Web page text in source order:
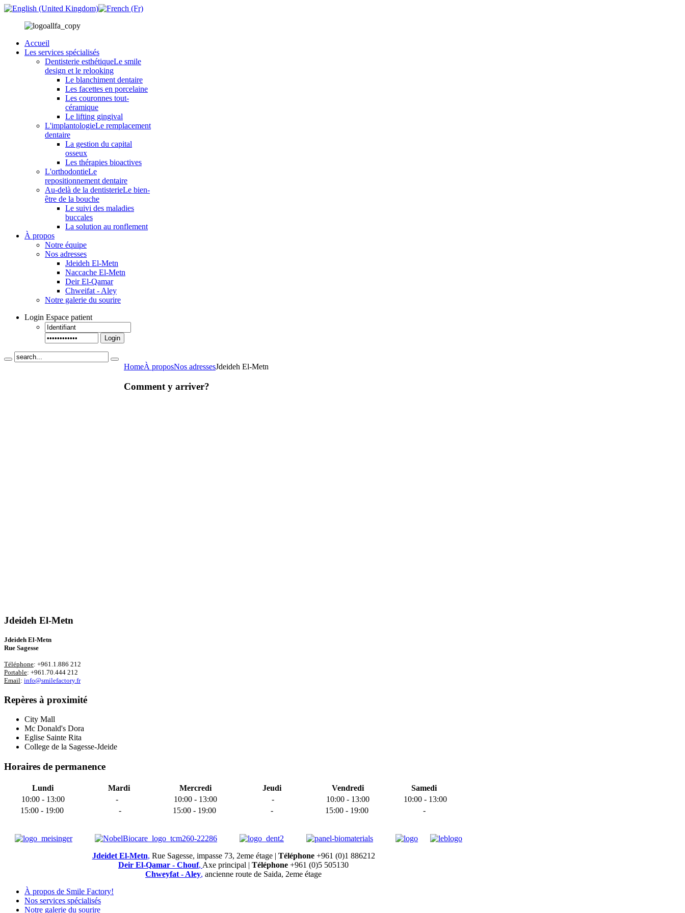
Accueil
Les services spécialisés
Dentisterie esthétiqueLe smile
design et le relooking
Le blanchiment dentaire
Les facettes en porcelaine
Les couronnes tout-
céramique
Le lifting gingival
L'implantologieLe remplacement
dentaire
La gestion du capital
osseux
Les thérapies bioactives
L'orthodontieLe
repositionnement dentaire
Au-delà de la dentisterieLe bien-
être de la bouche
Le suivi des maladies
buccales
La solution au ronflement
À propos
Notre équipe
Nos adresses
Jdeideh El-Metn
Naccache El-Metn
Deir El-Qamar
Chweifat - Aley
Notre galerie du sourire
Login Espace patient
Login
HomeÀ proposNos adressesJdeideh El-Metn
Comment y arriver?
Jdeideh El-Metn
Jdeideh El-Metn
Rue Sagesse
Téléphone: +961.1.886 212
Portable: +961.70.444 212
Email: info@smilefactory.fr
Repères à proximité
City Mall
Mc Donald's Dora
Eglise Sainte Rita
College de la Sagesse-Jdeide
Horaires de permanence
Lundi Mardi Mercredi Jeudi Vendredi
Samedi
10:00 - 13:00
- 10:00 - 13:00 - 10:00 - 13:00
10:00 - 13:00
15:00 - 19:00
- 15:00 - 19:00 - 15:00 - 19:00 -
Jdeidet El-Metn, Rue Sagesse, impasse 73, 2eme étage| Téléphone+961 (0)1 886212
Deir El-Qamar - Chouf, Axe principal | Téléphone +961 (0)5 505130
Chweyfat - Aley, ancienne route de Saida, 2eme étage
À propos de Smile Factory!
Nos services spécialisés
Notre galerie du sourire